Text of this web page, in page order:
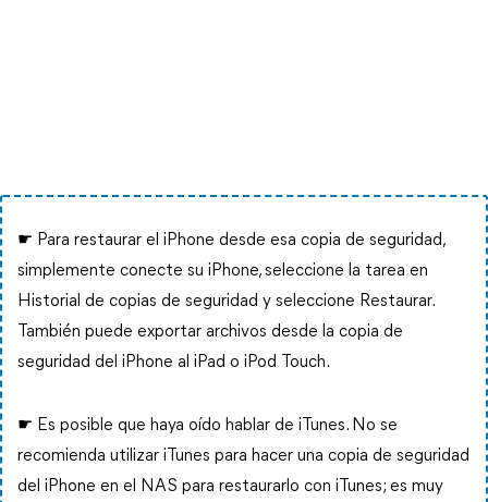
☛ Para restaurar el iPhone desde esa copia de seguridad,
simplemente conecte su iPhone, seleccione la tarea en
Historial de copias de seguridad y seleccione Restaurar.
También puede exportar archivos desde la copia de
seguridad del iPhone al iPad o iPod Touch.
☛ Es posible que haya oído hablar de iTunes. No se
recomienda utilizar iTunes para hacer una copia de seguridad
del iPhone en el NAS para restaurarlo con iTunes; es muy